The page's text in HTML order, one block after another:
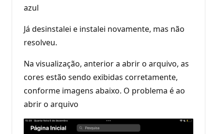
azul
Já desinstalei e instalei novamente, mas não
resolveu.
Na visualização, anterior a abrir o arquivo, as
cores estão sendo exibidas corretamente,
conforme imagens abaixo. O problema é ao
abrir o arquivo